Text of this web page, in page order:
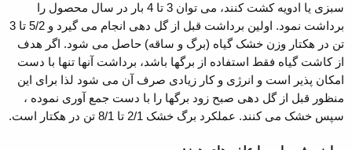
سبزی یا ادویه کشت کنند، می توان 3 تا 4 بار در سال محصول را
برداشت نمود. اولین برداشت قبل از گل دهی انجام می گیرد و 5/2 تا 3
تن در هکتار وزن خشک گیاه (برگ و ساقه) حاصل می شود. اگر هدف
از کاشت گیاه فقط استفاده از برگها باشد، برداشت آنها تنها با دست
امکان پذیر است و انرژی و کار زیادی صرف آن می شود لذا برای این
منظور قبل از گل دهی صبح زود برگها را با دست جمع آوری نموده ،
سپس خشک می کنند. عملکرد برگ خشک 2/1 تا 8/1 تن در هکتار است.